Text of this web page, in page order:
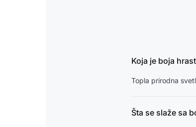
Koja je boja
Topla prirodna
Šta se slaže sa